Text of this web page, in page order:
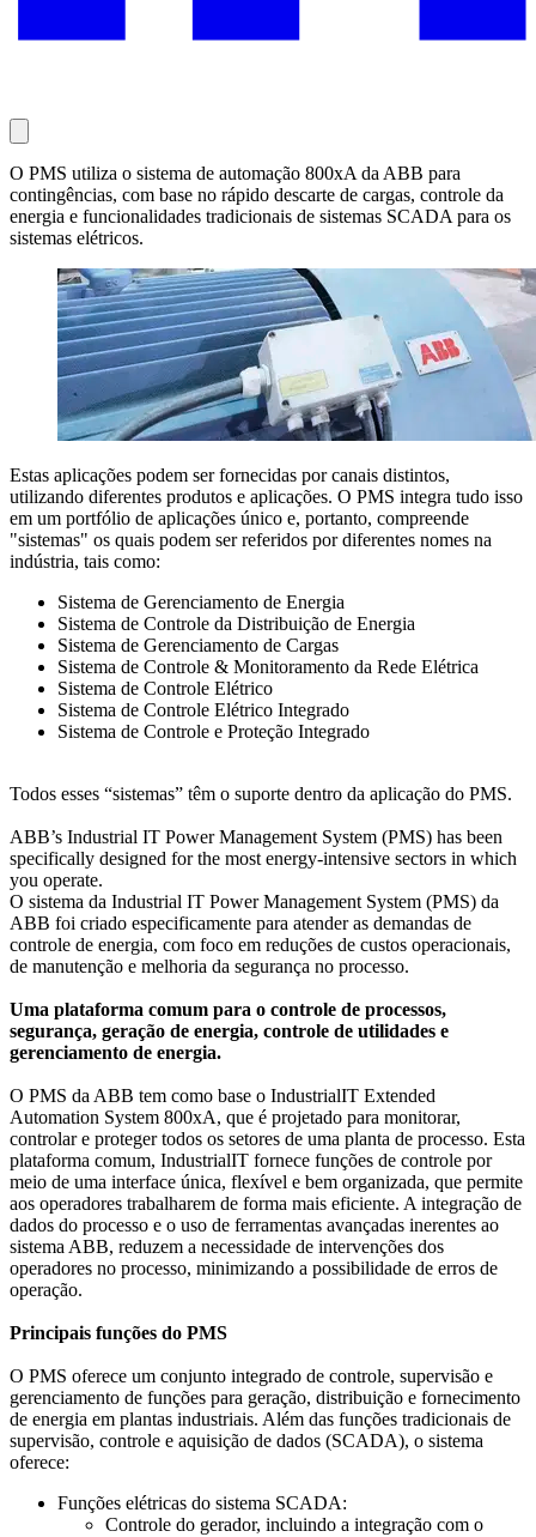
O PMS utiliza o sistema de automação 800xA da ABB para
contingências, com base no rápido descarte de cargas, controle da
energia e funcionalidades tradicionais de sistemas SCADA para os
sistemas elétricos.
Estas aplicações podem ser fornecidas por canais distintos,
utilizando diferentes produtos e aplicações. O PMS integra tudo isso
em um portfólio de aplicações único e, portanto, compreende
"sistemas" os quais podem ser referidos por diferentes nomes na
indústria, tais como:
Sistema de Gerenciamento de Energia
Sistema de Controle da Distribuição de Energia
Sistema de Gerenciamento de Cargas
Sistema de Controle & Monitoramento da Rede Elétrica
Sistema de Controle Elétrico
Sistema de Controle Elétrico Integrado
Sistema de Controle e Proteção Integrado
Todos esses “sistemas” têm o suporte dentro da aplicação do PMS.
ABB’s Industrial IT Power Management System (PMS) has been
specifically designed for the most energy-intensive sectors in which
you operate.
O sistema da Industrial IT Power Management System (PMS) da
ABB foi criado especificamente para atender as demandas de
controle de energia, com foco em reduções de custos operacionais,
de manutenção e melhoria da segurança no processo.
Uma plataforma comum para o controle de processos,
segurança, geração de energia, controle de utilidades e
gerenciamento de energia.
O PMS da ABB tem como base o IndustrialIT Extended
Automation System 800xA, que é projetado para monitorar,
controlar e proteger todos os setores de uma planta de processo. Esta
plataforma comum, IndustrialIT fornece funções de controle por
meio de uma interface única, flexível e bem organizada, que permite
aos operadores trabalharem de forma mais eficiente. A integração de
dados do processo e o uso de ferramentas avançadas inerentes ao
sistema ABB, reduzem a necessidade de intervenções dos
operadores no processo, minimizando a possibilidade de erros de
operação.
Principais funções do PMS
O PMS oferece um conjunto integrado de controle, supervisão e
gerenciamento de funções para geração, distribuição e fornecimento
de energia em plantas industriais. Além das funções tradicionais de
supervisão, controle e aquisição de dados (SCADA), o sistema
oferece:
Funções elétricas do sistema SCADA:
Controle do gerador, incluindo a integração com o